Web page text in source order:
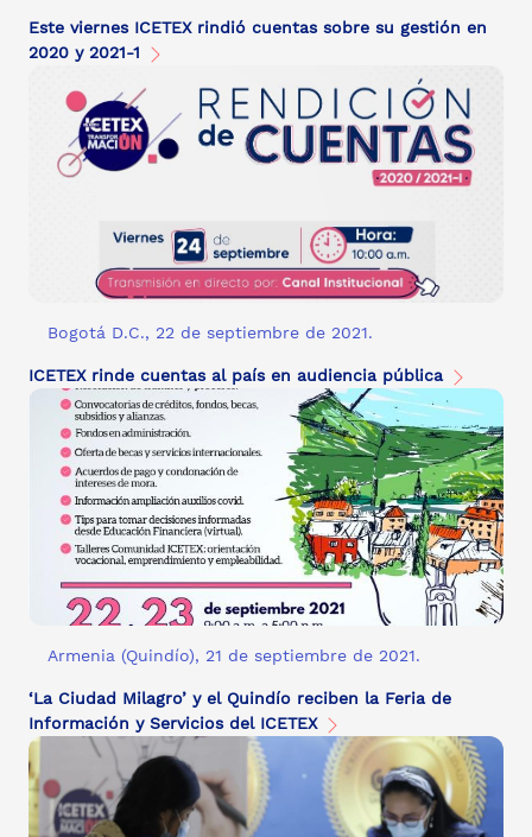
Este viernes ICETEX rindió cuentas sobre su gestión en
2020 y 2021-1
Bogotá D.C., 22 de septiembre de 2021.
ICETEX rinde cuentas al país en audiencia pública
Armenia (Quindío), 21 de septiembre de 2021.
‘La Ciudad Milagro’ y el Quindío reciben la Feria de
Información y Servicios del ICETEX